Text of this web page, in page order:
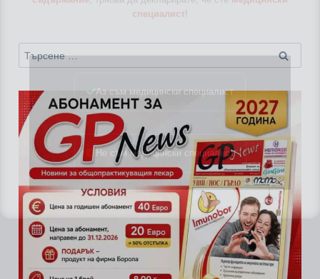
Търсене
за:
Не съм медицински специалист